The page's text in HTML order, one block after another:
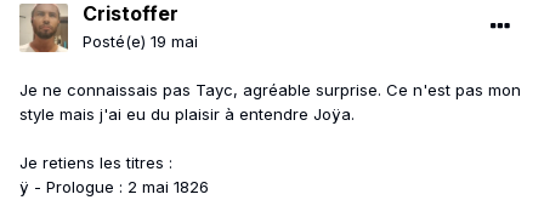
Cristoffer
Posté(e) 19 mai
Je ne connaissais pas Tayc, agréable surprise. Ce n'est pas mon
style mais j'ai eu du plaisir à entendre Joÿa.
Je retiens les titres :
ÿ - Prologue : 2 mai 1826